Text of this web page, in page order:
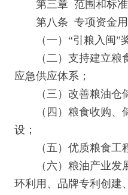
第三章 范围和标准
第八条 专项资金用
（一）“引粮入闽”
（二）支持建立粮
应急供应体系；
（三）改善粮油仓
（四）粮食收购、
设；
（五）优质粮食工
（六）粮油产业发
环利用、品牌专利创建